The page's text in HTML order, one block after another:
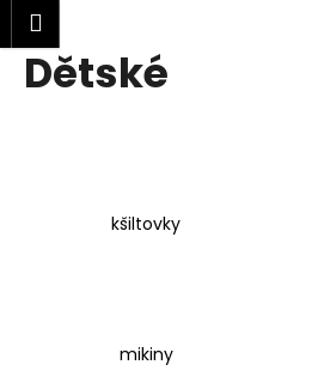
Přejít
obsah
Menu
Dětské
kšiltovky
mikiny
o Zpět
Zpět